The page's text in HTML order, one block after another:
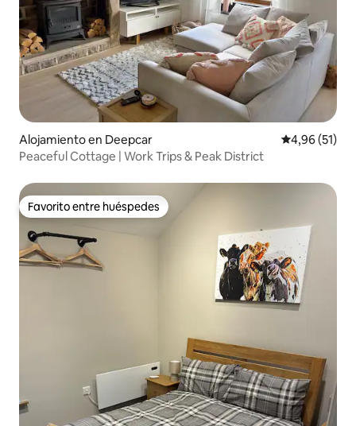
Alojamiento en Deepcar Calificación
4,96 (51)
Peaceful Cottage | Work Trips & Peak District
Favorito entre huéspedes
Favorito entre huéspedes